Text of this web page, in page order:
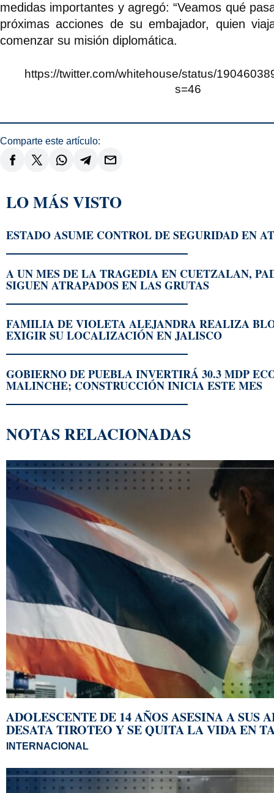
medidas importantes y agregó: “Veamos qué
próximas acciones de su embajador, quien
comenzar su misión diplomática.
https://twitter.com/whitehouse/status/
s=46
Comparte este artículo:
LO MÁS VISTO
ESTADO ASUME CONTROL DE SEGURIDAD EN
A UN MES DE LA TRAGEDIA EN CUETZALAN,
SIGUEN ATRAPADOS EN LAS GRUTAS
FAMILIA DE VIOLETA ALEJANDRA REALIZA
EXIGIR SU LOCALIZACIÓN EN JALISCO
GOBIERNO DE PUEBLA INVERTIRÁ 30.3 MDP
MALINCHE; CONSTRUCCIÓN INICIA ESTE MES
NOTAS RELACIONADAS
ADOLESCENTE DE 14 AÑOS ASESINA A SUS
DESATA TIROTEO Y SE QUITA LA VIDA EN
INTERNACIONAL